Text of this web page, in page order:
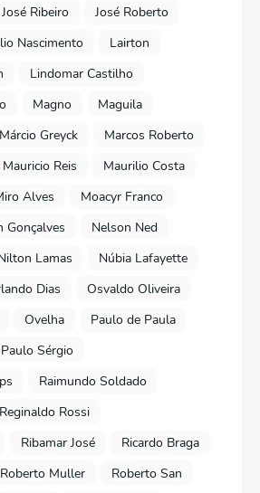
José Ribeiro
José Roberto
Nascimento
Lairton
Lindomar Castilho
Magno
Maguila
Márcio Greyck
Marcos Roberto
Mauricio Reis
Maurilio Costa
Alves
Moacyr Franco
Gonçalves
Nelson Ned
Lamas
Núbia Lafayette
Dias
Osvaldo Oliveira
Ovelha
Paulo de Paula
Paulo Sérgio
Raimundo Soldado
Reginaldo Rossi
Ribamar José
Ricardo Braga
Roberto Muller
Roberto San